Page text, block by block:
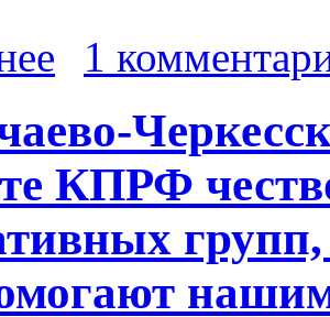
о Коммунисты Северного Кавказа
отправке гумгруза приняли
1
КПРФ